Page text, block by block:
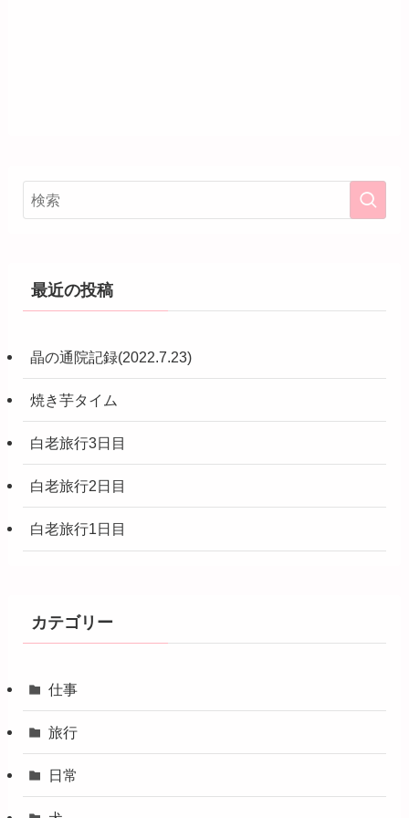
最近の投稿
晶の通院記録(2022.7.23)
焼き芋タイム
白老旅行3日目
白老旅行2日目
白老旅行1日目
カテゴリー
仕事
旅行
日常